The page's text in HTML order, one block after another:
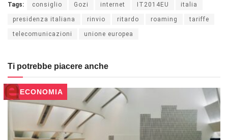
Tags: consiglio Gozi internet IT2014EU italia
presidenza italiana rinvio ritardo roaming tariffe
telecomunicazioni unione europea
Ti potrebbe piacere anche
ECONOMIA